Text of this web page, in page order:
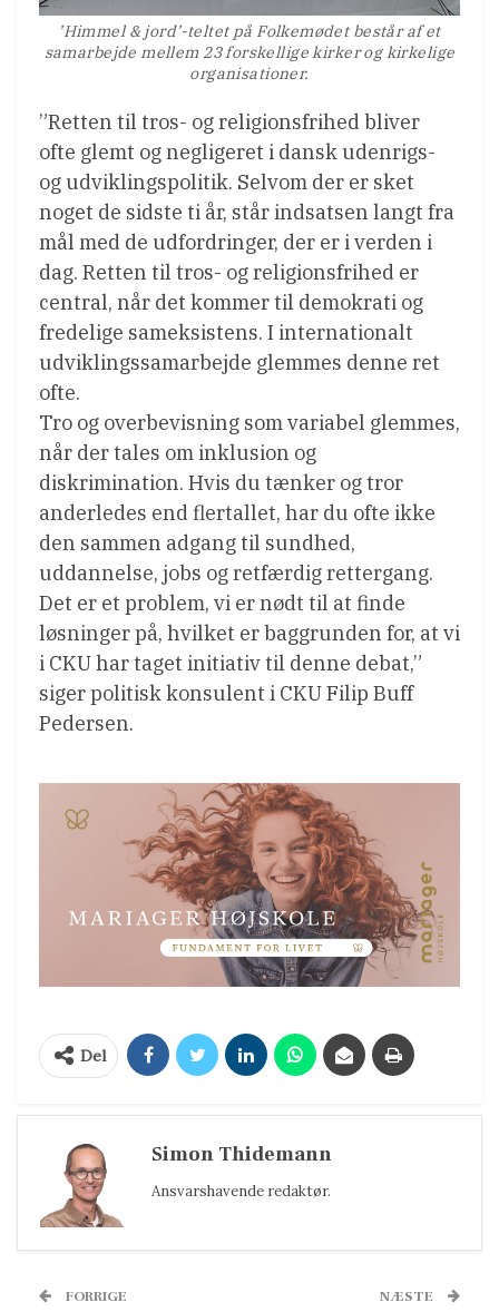
’Himmel & jord’-teltet på Folkemødet består af et
samarbejde mellem 23 forskellige kirker og kirkelige
organisationer.
”Retten til tros- og religionsfrihed bliver
ofte glemt og negligeret i dansk udenrigs-
og udviklingspolitik. Selvom der er sket
noget de sidste ti år, står indsatsen langt fra
mål med de udfordringer, der er i verden i
dag. Retten til tros- og religionsfrihed er
central, når det kommer til demokrati og
fredelige sameksistens. I internationalt
udviklingssamarbejde glemmes denne ret
ofte.
Tro og overbevisning som variabel glemmes,
når der tales om inklusion og
diskrimination. Hvis du tænker og tror
anderledes end flertallet, har du ofte ikke
den sammen adgang til sundhed,
uddannelse, jobs og retfærdig rettergang.
Det er et problem, vi er nødt til at finde
løsninger på, hvilket er baggrunden for, at vi
i CKU har taget initiativ til denne debat,”
siger politisk konsulent i CKU Filip Buff
Pedersen.
Del
Simon Thidemann
Ansvarshavende redaktør.
FORRIGE NÆSTE